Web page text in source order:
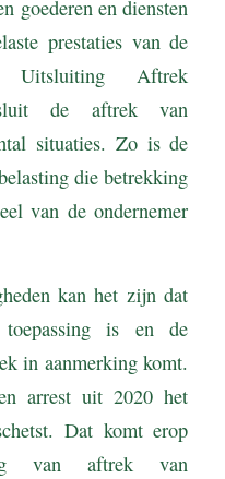
goederen en diensten
prestaties van de
Aftrek
de aftrek van
situaties. Zo is de
die betrekking
van de ondernemer
kan het zijn dat
is en de
in aanmerking komt.
arrest uit 2020 het
Dat komt erop
van aftrek van